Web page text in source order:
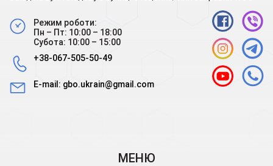
Режим роботи:
Пн – Пт: 10:00 – 18:00
Субота: 10:00 – 15:00
+38-067-505-50-49
E-mail: gbo.ukrain@gmail.com
МЕНЮ